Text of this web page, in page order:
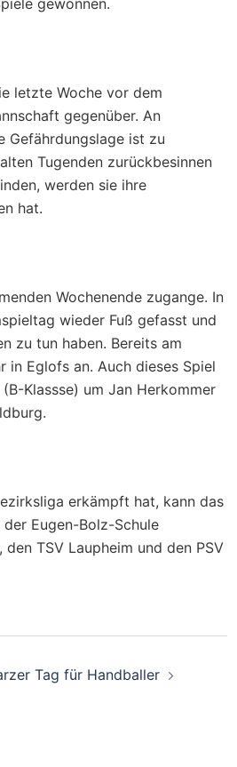
letzte Woche vor dem
gegenüber. An
Gefährdungslage ist zu
Tugenden zurückbesinnen
werden sie ihre
hat.
Wochenende zugange. In
wieder Fuß gefasst und
zu tun haben. Bereits am
Eglofs an. Auch dieses Spiel
Klassse) um Jan Herkommer
erkämpft hat, kann das
Eugen-Bolz-Schule
TSV Laupheim und den PSV
Tag für Handballer